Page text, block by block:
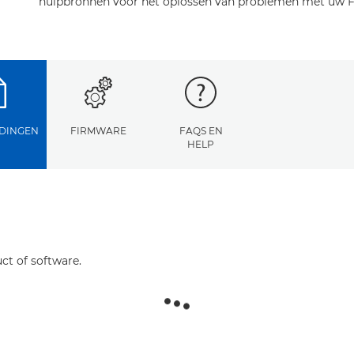
FIRMWARE
FAQS EN
HELP
of software.